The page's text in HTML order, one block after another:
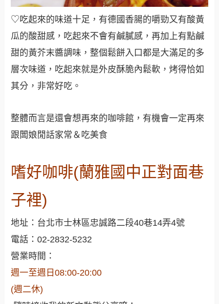
♡吃起來的味道十足，有德國香腸的嚼勁又有酸黃
瓜的酸甜感，吃起來不會有鹹膩感，再加上有點鹹
甜的黃芥末醬調味，整個鬆餅入口都是大滿足的多
層次味道，吃起來就是外皮酥脆內鬆軟，烤得恰如
其分，非常好吃 。
整體而言是還會想再來的咖啡館，有機會一定再來
跟闆娘閒話家常＆吃美食
嗜好咖啡(蘭雅國中正對面巷
子裡)
地址：台北市士林區忠誠路二段40巷14弄4號
電話：02-2832-5232
營業時間：
週一至週日08:00-20:00
(週二休)